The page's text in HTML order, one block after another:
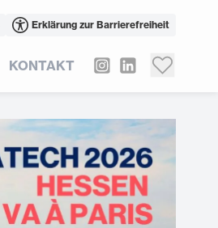
Erklärung zur Barrierefreiheit
KONTAKT